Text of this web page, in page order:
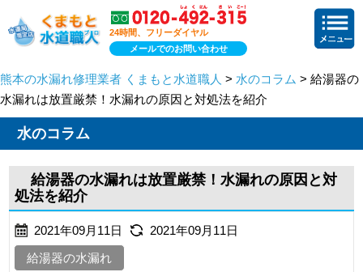
24時間、フリーダイヤル
メールでのお問い合わせ
熊本の水漏れ修理業者 くまもと水道職人 > 水のコラム > 給湯器の
水漏れは放置厳禁！水漏れの原因と対処法を紹介
水のコラム
給湯器の水漏れは放置厳禁！水漏れの原因と対
処法を紹介
2021年09月11日
2021年09月11日
給湯器の水漏れ